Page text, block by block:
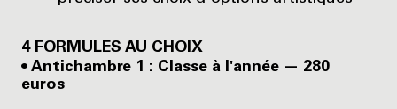
4 FORMULES AU CHOIX
• Antichambre 1 : Classe à l'année — 280
euros